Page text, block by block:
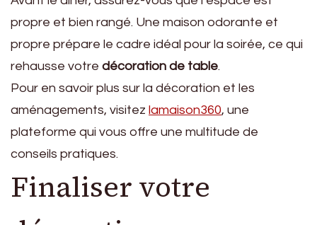
propre et bien rangé. Une maison odorante et
propre prépare le cadre idéal pour la soirée, ce qui
rehausse votre décoration de table.
Pour en savoir plus sur la décoration et les
aménagements, visitez lamaison360, une
plateforme qui vous offre une multitude de
conseils pratiques.
Finaliser votre